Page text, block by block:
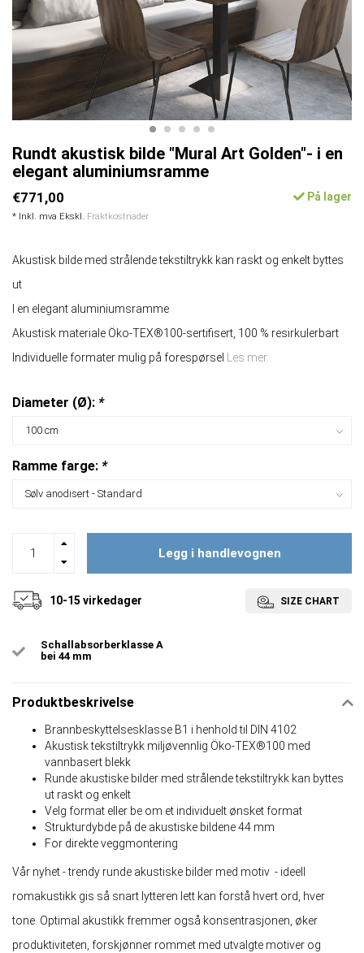
Rundt akustisk bilde "Mural Art Golden"- i en
elegant aluminiumsramme
€771,00
* Inkl. mva Ekskl. Fraktkostnader
På lager
Akustisk bilde med strålende tekstiltrykk kan raskt og enkelt byttes
ut
I en elegant aluminiumsramme
Akustisk materiale Öko-TEX®100-sertifisert, 100 % resirkulerbart
Individuelle formater mulig på forespørsel Les mer..
Diameter (Ø): *
Ramme farge: *
Legg i handlevognen
10-15 virkedager SIZE CHART
Schallabsorberklasse A
bei 44 mm
Produktbeskrivelse
Brannbeskyttelsesklasse B1 i henhold til DIN 4102
Akustisk tekstiltrykk miljøvennlig Öko-TEX®100 med
vannbasert blekk
Runde akustiske bilder med strålende tekstiltrykk kan byttes
ut raskt og enkelt
Velg format eller be om et individuelt ønsket format
Strukturdybde på de akustiske bildene 44 mm
For direkte veggmontering
Vår nyhet - trendy runde akustiske bilder med motiv - ideell
romakustikk gis så snart lytteren lett kan forstå hvert ord, hver
tone. Optimal akustikk fremmer også konsentrasjonen, øker
produktiviteten, forskjønner rommet med utvalgte motiver og